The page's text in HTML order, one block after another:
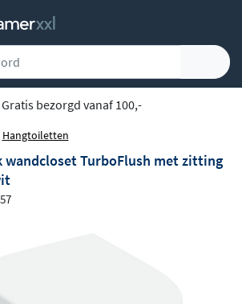
Gratis bezorgd vanaf 100,-
Hangtoiletten
wandcloset TurboFlush met zitting